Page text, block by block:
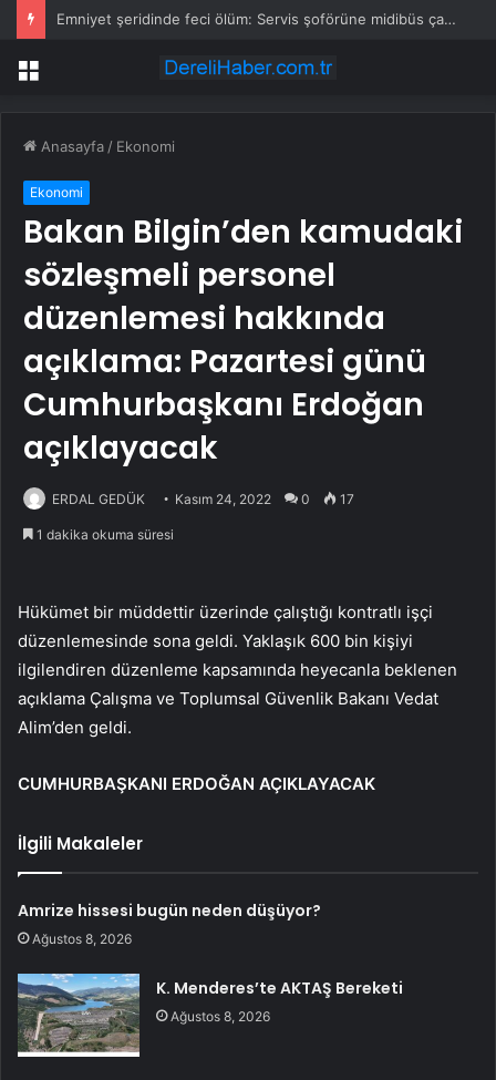
Emniyet şeridinde feci ölüm: Servis şoförüne midibüs çarptı
Menü
Anasayfa / Ekonomi
Ekonomi
Bakan Bilgin’den kamudaki
sözleşmeli personel
düzenlemesi hakkında
açıklama: Pazartesi günü
Cumhurbaşkanı Erdoğan
açıklayacak
ERDAL GEDÜK Kasım 24, 2022 0 17
1 dakika okuma süresi
Hükümet bir müddettir üzerinde çalıştığı kontratlı işçi
düzenlemesinde sona geldi. Yaklaşık 600 bin kişiyi
ilgilendiren düzenleme kapsamında heyecanla beklenen
açıklama Çalışma ve Toplumsal Güvenlik Bakanı Vedat
Alim’den geldi.
CUMHURBAŞKANI ERDOĞAN AÇIKLAYACAK
İlgili Makaleler
Amrize hissesi bugün neden düşüyor?
Ağustos 8, 2026
K. Menderes’te AKTAŞ Bereketi
Ağustos 8, 2026